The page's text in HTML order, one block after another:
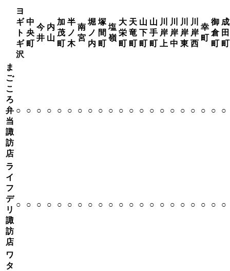
ヨ
ギ
ト
ギ
沢
中
央
町
今
井
内
山
加
茂
町
半
ノ
木
南
宮
堀
ノ
内
塚
間
町
塩
嶺
大
栄
町
天
竜
町
山
下
町
山
手
町
川
岸
上
川
岸
中
川
岸
東
川
岸
西
幸
町
御
倉
町
成
田
町
ま
ご
こ
ろ
弁
当
諏
訪
店
○ ○ ○ ○ ○ ○ ○ ○ ○ ○ ○ ○ ○ ○ ○ ○ ○ ○ ○ ○ ○
ラ
イ
フ
デ
リ
諏
訪
店
○ ○ ○ ○ ○ ○ ○ ○ ○ ○ ○ ○ ○ ○ ○ ○ ○ ○ ○ ○ ○
ワ
タ